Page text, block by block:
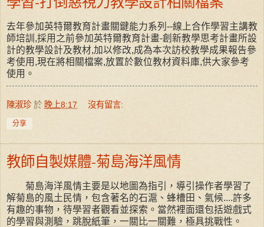
去年參加英特爾教育計畫關鍵能力系列--線上合作學習主講教
師培訓,採用之前參加英特爾教育計畫-創新教學思考計畫所設
計的教學設計及教材,加以修改,成為本次訪校教學成果報告參
考使用,現在將相關檔案,放置於數位教材資料庫,供大家參考
使用。
陳淑珍 於 晚上8:17 沒有留言:
分享
教師自製媒體-菊島海洋風情
菊島海洋風情主要是以地圖為指引，導引操作者學習了
解菊島的風土民情，包含著名的石滬、蜂槽田、氣候....許多
有趣的事物，待學習者觀看並探索。當然裡面還包括遊戲式
的學習與測驗，跳脫紙筆，一關比一關難，極具挑戰性。